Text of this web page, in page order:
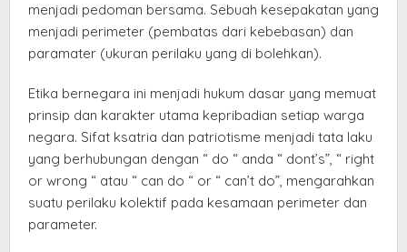
menjadi pedoman bersama. Sebuah kesepakatan yang
menjadi perimeter (pembatas dari kebebasan) dan
paramater (ukuran perilaku yang di bolehkan).
Etika bernegara ini menjadi hukum dasar yang memuat
prinsip dan karakter utama kepribadian setiap warga
negara. Sifat ksatria dan patriotisme menjadi tata laku
yang berhubungan dengan “ do “ anda “ dont’s”, “ right
or wrong “ atau “ can do “ or “ can’t do”, mengarahkan
suatu perilaku kolektif pada kesamaan perimeter dan
parameter.